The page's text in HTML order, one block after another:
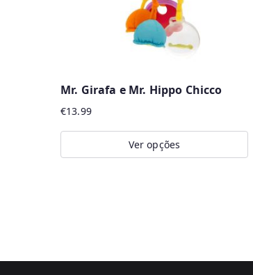
Mr. Girafa e Mr. Hippo Chicco
€13.99
Ver opções
The